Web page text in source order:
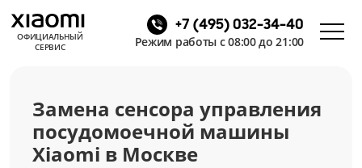
ОФИЦИАЛЬНЫЙ
СЕРВИС
+7 (495) 032-34-40
Режим работы с 08:00 до 21:00
Замена сенсора управления
посудомоечной машины
Xiaomi в Москве